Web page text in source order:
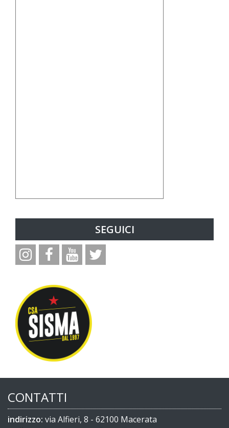
SEGUICI
CONTATTI
indirizzo: via Alfieri, 8 - 62100 Macerata